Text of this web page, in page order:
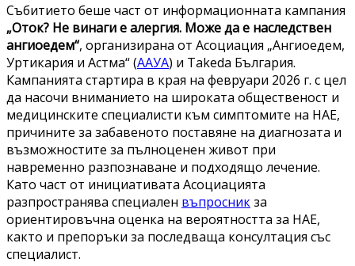
Събитието беше част от информационната кампания
„Оток? Не винаги е алергия. Може да е наследствен
ангиоедем“, организирана от Асоциация „Ангиоедем,
Уртикария и Астма“ (ААУА) и Takeda България.
Кампанията стартира в края на февруари 2026 г. с цел
да насочи вниманието на широката общественост и
медицинските специалисти към симптомите на НАЕ,
причините за забавеното поставяне на диагнозата и
възможностите за пълноценен живот при
навременно разпознаване и подходящо лечение.
Като част от инициативата Асоциацията
разпространява специален въпросникза
ориентировъчна оценка на вероятността за НАЕ,
както и препоръки за последваща консултация със
специалист.